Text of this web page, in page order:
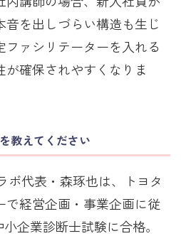
を出しづらい構造も生じ
ァシリテーターを入れる
が確保されやすくなりま
教えてください
ボ代表・森琢也は、トヨタ
で経営企画・事業企画に従
企業診断士試験に合格。